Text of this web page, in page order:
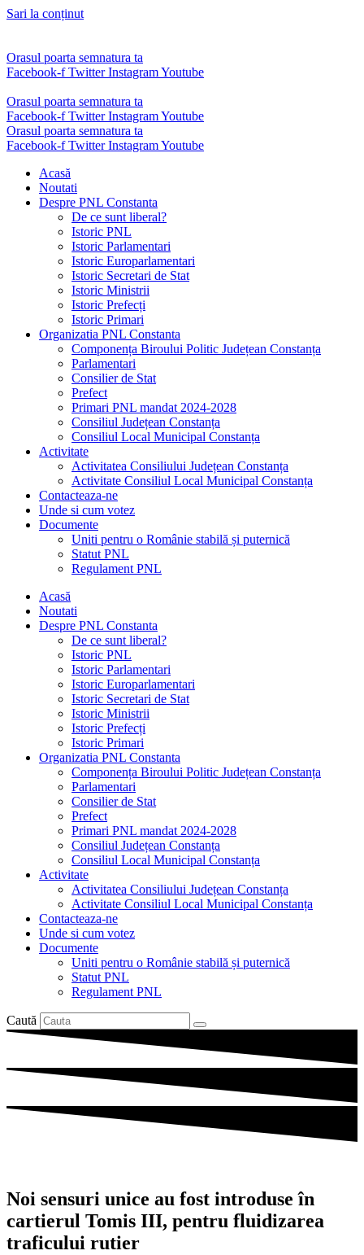
Sari la conținut
Orasul poarta semnatura ta
Facebook-f Twitter InstagramYoutube
Orasul poarta semnatura ta
Facebook-f Twitter InstagramYoutube
Orasul poarta semnatura ta
Facebook-f Twitter InstagramYoutube
Acasă
Noutati
Despre PNL Constanta
De ce sunt liberal?
Istoric PNL
Istoric Parlamentari
Istoric Europarlamentari
Istoric Secretari de Stat
Istoric Ministrii
Istoric Prefecți
Istoric Primari
Organizatia PNL Constanta
Componența Biroului Politic Județean Constanța
Parlamentari
Consilier de Stat
Prefect
Primari PNL mandat 2024-2028
Consiliul Județean Constanța
Consiliul Local Municipal Constanța
Activitate
Activitatea Consiliului Județean Constanța
Activitate Consiliul Local Municipal Constanța
Contacteaza-ne
Unde si cum votez
Documente
Uniti pentru o Românie stabilă și puternică
Statut PNL
Regulament PNL
Acasă
Noutati
Despre PNL Constanta
De ce sunt liberal?
Istoric PNL
Istoric Parlamentari
Istoric Europarlamentari
Istoric Secretari de Stat
Istoric Ministrii
Istoric Prefecți
Istoric Primari
Organizatia PNL Constanta
Componența Biroului Politic Județean Constanța
Parlamentari
Consilier de Stat
Prefect
Primari PNL mandat 2024-2028
Consiliul Județean Constanța
Consiliul Local Municipal Constanța
Activitate
Activitatea Consiliului Județean Constanța
Activitate Consiliul Local Municipal Constanța
Contacteaza-ne
Unde si cum votez
Documente
Uniti pentru o Românie stabilă și puternică
Statut PNL
Regulament PNL
Caută
Noi sensuri unice au fost introduse în
cartierul Tomis III, pentru fluidizarea
traficului rutier